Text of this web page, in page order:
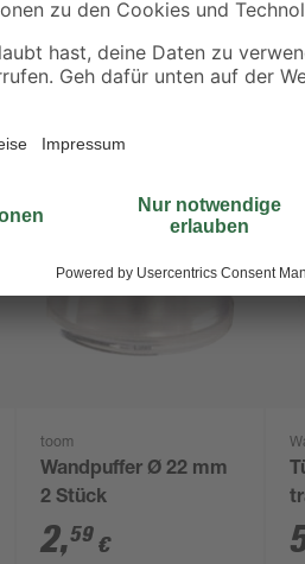
toom
Wandpuffer Ø 22 mm
2 Stück
2,59 €